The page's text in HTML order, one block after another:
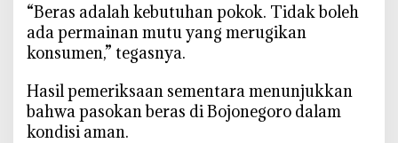
n
‎“Beras adalah kebutuhan pokok. Tidak boleh
ada permainan mutu yang merugikan
konsumen,” tegasnya.
‎Hasil pemeriksaan sementara menunjukkan
bahwa pasokan beras di Bojonegoro dalam
kondisi aman.